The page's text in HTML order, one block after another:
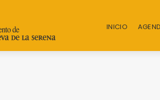
INICIO